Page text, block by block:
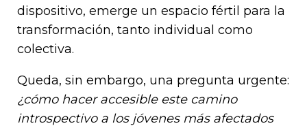
dispositivo, emerge un espacio fértil para la
transformación, tanto individual como
colectiva.
Queda, sin embargo, una pregunta urgente:
¿cómo hacer accesible este camino
introspectivo a los jóvenes más afectados